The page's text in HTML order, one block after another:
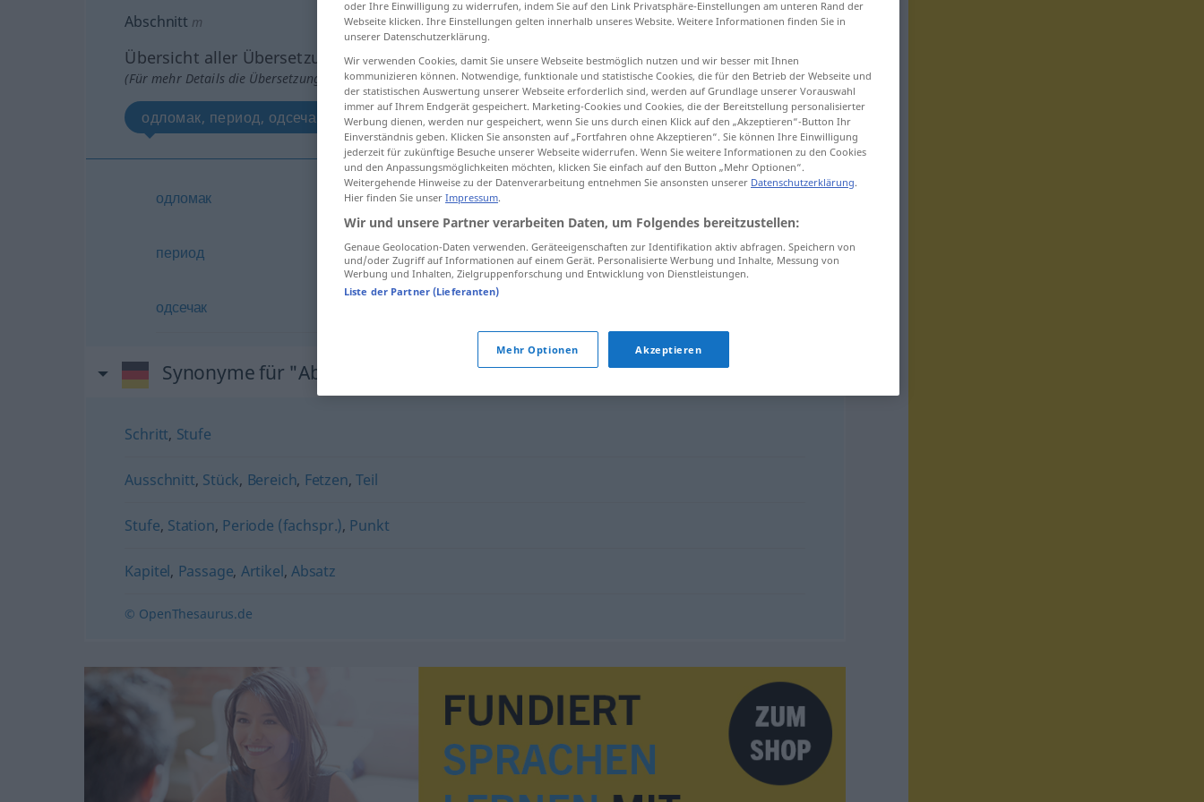
Abschnitt m
Übersicht aller Übersetzungen
(Für mehr Details die Übersetzung anklicken/antippen)
одломак, период, одсечак
одломак
период AbschnittZeitspanne
одсечак
Synonyme für "Abschnitt"
Schritt, Stufe
Ausschnitt, Stück, Bereich, Fetzen,Teil
Stufe, Station, Periode (fachspr.), Punkt
Kapitel, Passage, Artikel, Absatz
© OpenThesaurus.de
oder Ihre Einwilligung zu widerrufen, indem Sie auf den Link Privatsphäre-Einstellungen am unteren Rand der
Webseite klicken. Ihre Einstellungen gelten innerhalb unseres Website. Weitere Informationen finden Sie in
unserer Datenschutzerklärung.
Wir verwenden Cookies, damit Sie unsere Webseite bestmöglich nutzen und wir besser mit Ihnen
kommunizieren können. Notwendige, funktionale und statistische Cookies, die für den Betrieb der Webseite und
der statistischen Auswertung unserer Webseite erforderlich sind, werden auf Grundlage unserer Vorauswahl
immer auf Ihrem Endgerät gespeichert. Marketing-Cookies und Cookies, die der Bereitstellung personalisierter
Werbung dienen, werden nur gespeichert, wenn Sie uns durch einen Klick auf den „Akzeptieren“-Button Ihr
Einverständnis geben. Klicken Sie ansonsten auf „Fortfahren ohne Akzeptieren“. Sie können Ihre Einwilligung
jederzeit für zukünftige Besuche unserer Webseite widerrufen. Wenn Sie weitere Informationen zu den Cookies
und den Anpassungsmöglichkeiten möchten, klicken Sie einfach auf den Button „Mehr Optionen“.
Weitergehende Hinweise zu der Datenverarbeitung entnehmen Sie ansonsten unserer Datenschutzerklärung.
Hier finden Sie unser Impressum.
Wir und unsere Partner verarbeiten Daten, um Folgendes bereitzustellen:
Genaue Geolocation-Daten verwenden. Geräteeigenschaften zur Identifikation aktiv abfragen. Speichern von
und/oder Zugriff auf Informationen auf einem Gerät. Personalisierte Werbung und Inhalte, Messung von
Werbung und Inhalten, Zielgruppenforschung und Entwicklung von Dienstleistungen.
Liste der Partner (Lieferanten)
Mehr Optionen Akzeptieren